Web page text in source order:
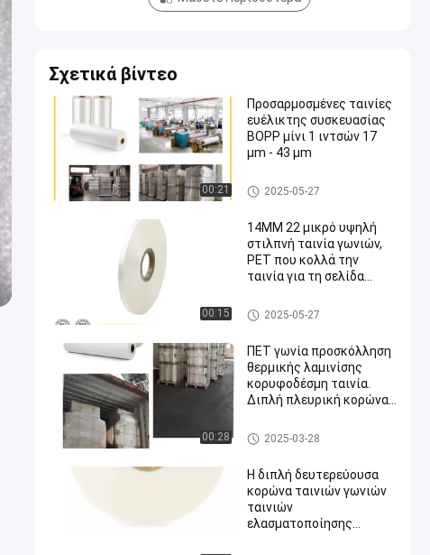
Σχετικά βίντεο
00:21
Προσαρμοσμένες ταινίες
ευέλικτης συσκευασίας
BOPP μίνι 1 ιντσών 17
μm - 43 μm
bopp θερμική ταινία ελασματ
οποίησης
2025-05-27
00:15
14MM 22 μικρό υψηλή
στιλπνή ταινία γωνιών,
PET που κολλά την
ταινία για τη σελίδα
Ταινία γωνιών
2025-05-27
00:28
ΠΕΤ γωνία προσκόλληση
θερμικής λαμινίσης
κορυφοδέσμη ταινία.
Διπλή πλευρική κορώνα
θερμοκρασία λαμινίσης.
Ταινία γωνιών
2025-03-28
Η διπλή δευτερεύουσα
κορώνα ταινιών γωνιών
ταινιών
ελασματοποίησης